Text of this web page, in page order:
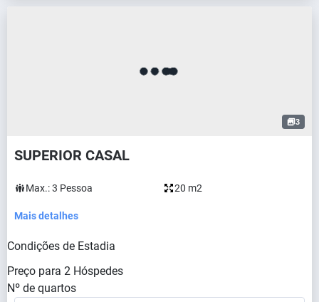
3
SUPERIOR CASAL
Max.:3 Pessoa 20 m2
Mais detalhes
Condições de Estadia
Preço para 2 Hóspedes
Nº de quartos